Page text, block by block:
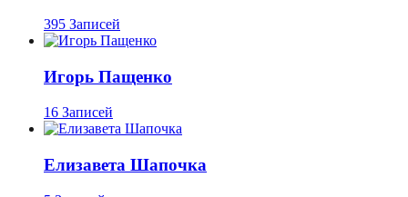
395 Записей
Игорь Пащенко
16 Записей
Елизавета Шапочка